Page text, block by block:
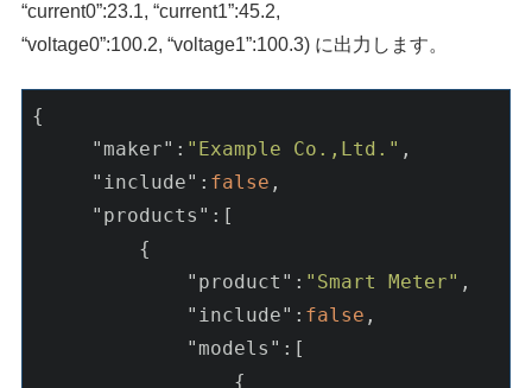
“current0”:23.1, “current1”:45.2,
“voltage0”:100.2, “voltage1”:100.3) に出力します。
{
"maker" : "Example Co.,Ltd." ,
"include" : false ,
"products" :[
"product" : "Smart Meter" ,
"include" : false ,
"models" :[